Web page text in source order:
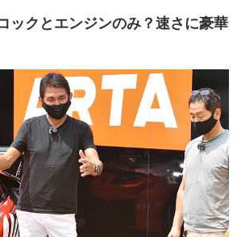
ックとエンジンのみ？速さに豪華